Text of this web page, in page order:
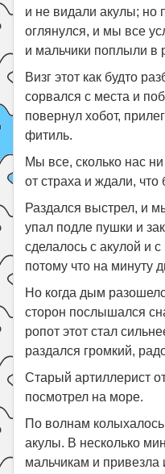
и не видали акулы; но
оглянулся, и мы все
и мальчики поплыли в
Визг этот как будто
сорвался с места и
повернул хобот,
фитиль.
Мы все, сколько нас
от страха и ждали, что
Раздался выстрел, и
упал подле пушки и
сделалось с акулой и
потому что на минуту
Но когда дым
сторон послышался
ропот этот стал
раздался громкий,
Старый артиллерист
посмотрел на море.
По волнам
акулы. В несколько
мальчикам и привезла